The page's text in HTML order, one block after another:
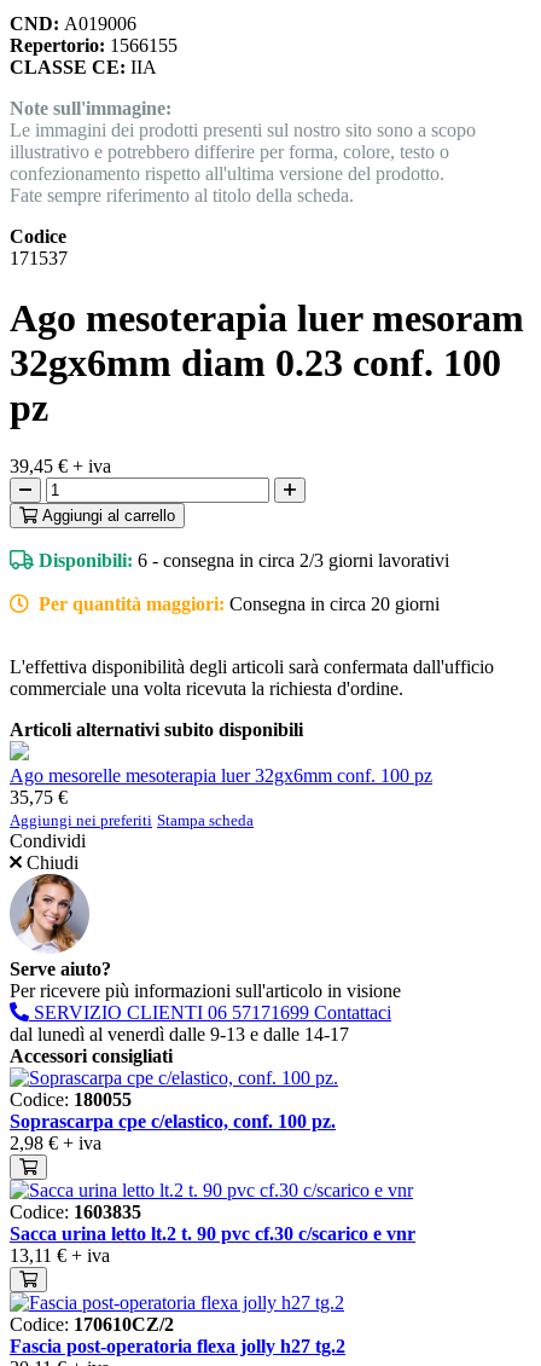
CND: A019006
Repertorio: 1566155
CLASSE CE: IIA
Note sull'immagine:
Le immagini dei prodotti presenti sul nostro sito sono a scopo
illustrativo e potrebbero differire per forma, colore, testo o
confezionamento rispetto all'ultima versione del prodotto.
Fate sempre riferimento al titolo della scheda.
Codice
171537
Ago mesoterapia luer mesoram
32gx6mm diam 0.23 conf. 100
pz
39,45 € + iva
Aggiungi al carrello
Disponibili: 6 - consegna in circa 2/3 giorni lavorativi
Per quantità maggiori: Consegna in circa 20 giorni
L'effettiva disponibilità degli articoli sarà confermata dall'ufficio
commerciale una volta ricevuta la richiesta d'ordine.
Articoli alternativi subito disponibili
Ago mesorelle mesoterapia luer 32gx6mm conf. 100 pz
35,75 €
Aggiungi nei preferiti Stampa scheda
Condividi
Chiudi
Serve aiuto?
Per ricevere più informazioni sull'articolo in visione
SERVIZIO CLIENTI 06 57171699 Contattaci
dal lunedì al venerdì dalle 9-13 e dalle 14-17
Accessori consigliati
Codice: 180055
Soprascarpa cpe c/elastico, conf. 100 pz.
2,98 € + iva
Codice: 1603835
Sacca urina letto lt.2 t. 90 pvc cf.30 c/scarico e vnr
13,11 € + iva
Codice: 170610CZ/2
Fascia post-operatoria flexa jolly h27 tg.2